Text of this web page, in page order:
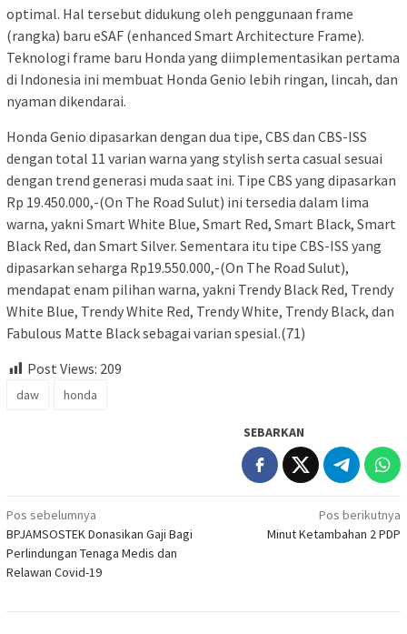
optimal. Hal tersebut didukung oleh penggunaan frame
(rangka) baru eSAF (enhanced Smart Architecture Frame).
Teknologi frame baru Honda yang diimplementasikan pertama
di Indonesia ini membuat Honda Genio lebih ringan, lincah, dan
nyaman dikendarai.
Honda Genio dipasarkan dengan dua tipe, CBS dan CBS-ISS
dengan total 11 varian warna yang stylish serta casual sesuai
dengan trend generasi muda saat ini. Tipe CBS yang dipasarkan
Rp 19.450.000,-(On The Road Sulut) ini tersedia dalam lima
warna, yakni Smart White Blue, Smart Red, Smart Black, Smart
Black Red, dan Smart Silver. Sementara itu tipe CBS-ISS yang
dipasarkan seharga Rp19.550.000,-(On The Road Sulut),
mendapat enam pilihan warna, yakni Trendy Black Red, Trendy
White Blue, Trendy White Red, Trendy White, Trendy Black, dan
Fabulous Matte Black sebagai varian spesial.(71)
Post Views: 209
daw honda
SEBARKAN
Navigasi
pos
Pos sebelumnya
BPJAMSOSTEK Donasikan Gaji Bagi
Perlindungan Tenaga Medis dan
Relawan Covid-19
Pos berikutnya
Minut Ketambahan 2 PDP